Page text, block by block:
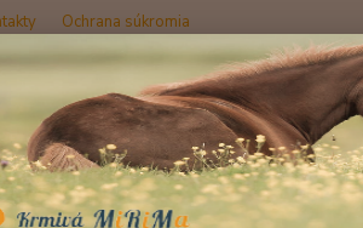
Ochrana súkromia
Hľadať
MONTAR ZĽAVY! Jazdecké nohavice